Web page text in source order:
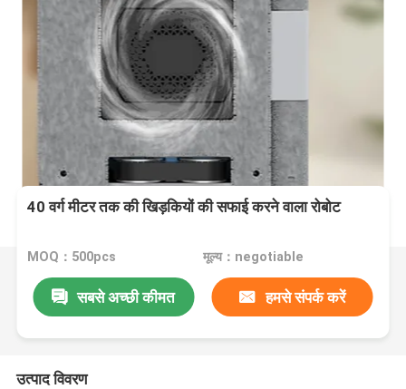
40 वर्ग मीटर तक की खिड़कियों की सफाई करने वाला रोबोट
MOQ：500pcs मूल्य：negotiable
सबसे अच्छी कीमत हमसे संपर्क करें
उत्पाद विवरण